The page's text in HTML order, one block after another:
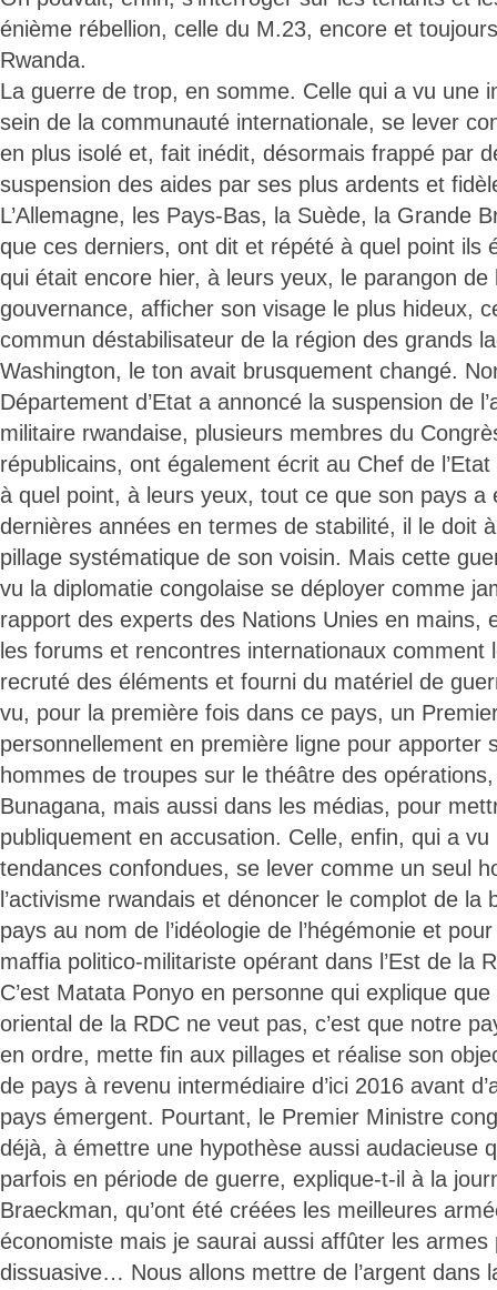
énième rébellion, celle du M.23, encore et
Rwanda.
La guerre de trop, en somme. Celle qui a vu une
sein de la communauté internationale, se lever
en plus isolé et, fait inédit, désormais frappé par
suspension des aides par ses plus ardents et
L’Allemagne, les Pays-Bas, la Suède, la Grande
que ces derniers, ont dit et répété à quel point ils
qui était encore hier, à leurs yeux, le parangon
gouvernance, afficher son visage le plus hideux,
commun déstabilisateur de la région des grands
Washington, le ton avait brusquement changé.
Département d’Etat a annoncé la suspension de
militaire rwandaise, plusieurs membres du
républicains, ont également écrit au Chef de
à quel point, à leurs yeux, tout ce que son pays a
dernières années en termes de stabilité, il le doit
pillage systématique de son voisin. Mais cette
vu la diplomatie congolaise se déployer comme
rapport des experts des Nations Unies en mains,
les forums et rencontres internationaux comment
recruté des éléments et fourni du matériel de
vu, pour la première fois dans ce pays, un
personnellement en première ligne pour apporter
hommes de troupes sur le théâtre des
Bunagana, mais aussi dans les médias, pour
publiquement en accusation. Celle, enfin, qui a
tendances confondues, se lever comme un seul
l’activisme rwandais et dénoncer le complot de la
pays au nom de l’idéologie de l’hégémonie et
maffia politico-militariste opérant dans l’Est de la
C’est Matata Ponyo en personne qui explique
oriental de la RDC ne veut pas, c’est que notre
en ordre, mette fin aux pillages et réalise son
de pays à revenu intermédiaire d’ici 2016 avant
pays émergent. Pourtant, le Premier Ministre
déjà, à émettre une hypothèse aussi audacieuse
parfois en période de guerre, explique-t-il à la
Braeckman, qu’ont été créées les meilleures
économiste mais je saurai aussi affûter les
dissuasive… Nous allons mettre de l’argent dans